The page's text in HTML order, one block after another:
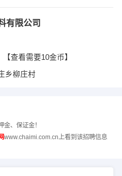
有限公司
【查看需要10金币】
乡柳庄村
、保证金！
www.chaimi.com.cn上看到该招聘信息